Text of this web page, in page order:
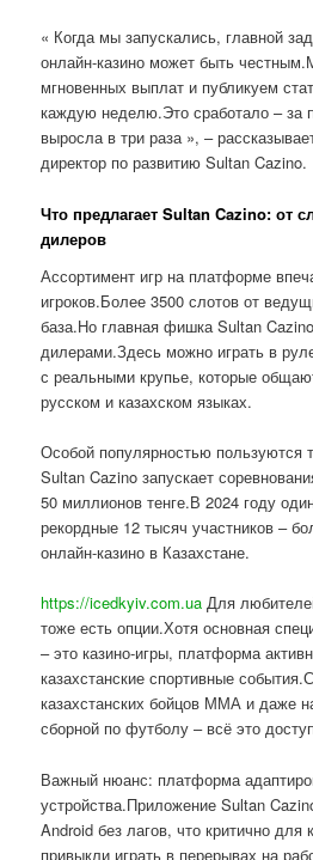
« Когда мы запускались, главной
онлайн-казино может быть
мгновенных выплат и публикуем
каждую неделю.Это сработало – за
выросла в три раза », –
директор по развитию Sultan Cazino.
Что предлагает Sultan Cazino: от
дилеров
Ассортимент игр на платформе
игроков.Более 3500 слотов от
база.Но главная фишка Sultan
дилерами.Здесь можно играть в
с реальными крупье, которые
русском и казахском языках.
Особой популярностью
Sultan Cazino запускает
50 миллионов тенге.В 2024 году
рекордные 12 тысяч участников –
онлайн-казино в Казахстане.
https://icedkyiv.com.ua Для
тоже есть опции.Хотя основная
– это казино-игры, платформа
казахстанские спортивные
казахстанских бойцов ММА и даже
сборной по футболу – всё это
Важный нюанс: платформа
устройства.Приложение Sultan
Android без лагов, что критично для
привыкли играть в перерывах на